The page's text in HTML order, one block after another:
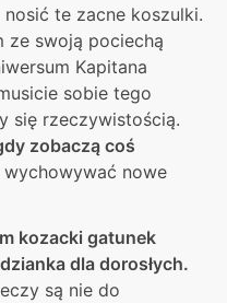
te zacne koszulki.
ze swoją pociechą
Kapitana
sobie tego
się rzeczywistością.
zobaczą coś
wychowywać nowe
kozacki gatunek
dla dorosłych.
są nie do